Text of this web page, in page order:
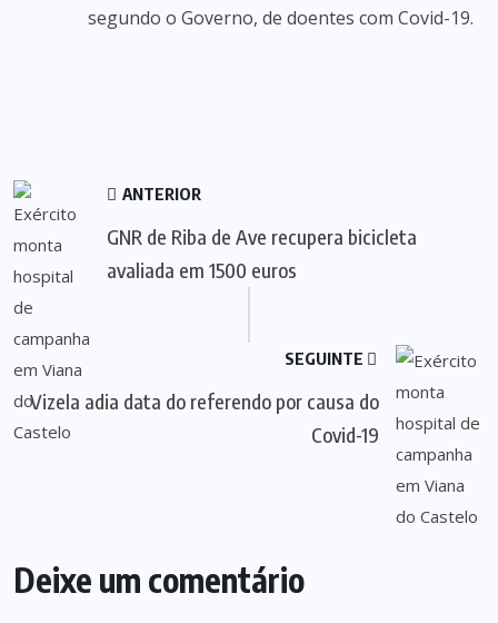
segundo o Governo, de doentes com Covid-19.
ANTERIOR
GNR de Riba de Ave recupera bicicleta
avaliada em 1500 euros
SEGUINTE
Vizela adia data do referendo por causa do
Covid-19
Deixe um comentário